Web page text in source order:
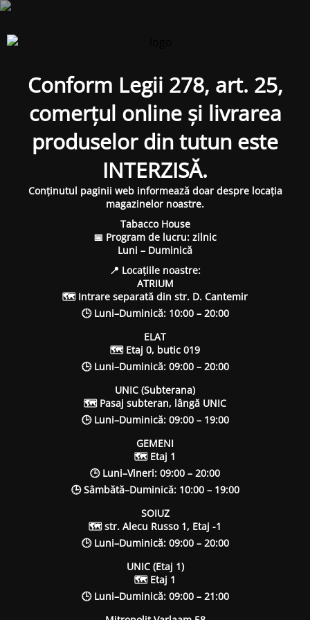
Conform Legii 278, art. 25,
comerțul online și livrarea
produselor din tutun este
INTERZISĂ.
Conținutul paginii web informează doar despre locația
magazinelor noastre.
Tabacco House
📅 Program de lucru: zilnic
Luni – Duminică
📍 Locațiile noastre:
ATRIUM
🗺 Intrare separată din str. D. Cantemir
🕒 Luni–Duminică: 10:00 – 20:00
ELAT
🗺 Etaj 0, butic 019
🕒 Luni–Duminică: 09:00 – 20:00
UNIC (Subterana)
🗺 Pasaj subteran, lângă UNIC
🕒 Luni–Duminică: 09:00 – 19:00
GEMENI
🗺 Etaj 1
🕒 Luni–Vineri: 09:00 – 20:00
🕒 Sâmbătă–Duminică: 10:00 – 19:00
SOIUZ
🗺 str. Alecu Russo 1, Etaj -1
🕒 Luni–Duminică: 09:00 – 20:00
UNIC (Etaj 1)
🗺 Etaj 1
🕒 Luni–Duminică: 09:00 – 21:00